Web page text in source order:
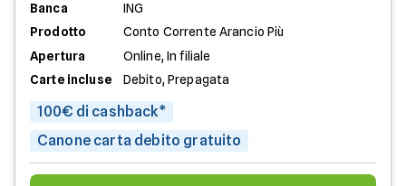
Banca
ING
Prodotto
Conto Corrente Arancio Più
Apertura
Online, In filiale
Carte incluse
Debito, Prepagata
100€ di cashback*
Canone carta debito gratuito